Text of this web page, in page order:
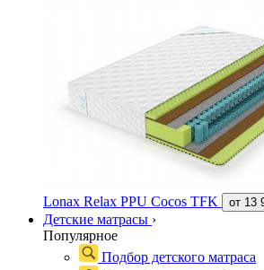
Lonax Relax PPU Cocos TFK от 13
Детские матрасы ›
Популярное
Подбор детского матраса